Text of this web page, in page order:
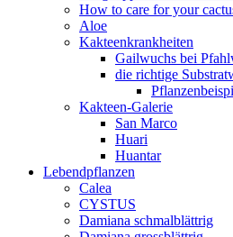
How to care for your
Aloe
Kakteenkrankheiten
Gailwuchs bei
die richtige
Kakteen-Galerie
San Marco
Huari
Huantar
Lebendpflanzen
Calea
CYSTUS
Damiana schmalblättrig